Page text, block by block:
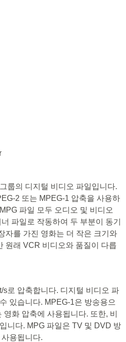
룹의 디지털 비디오 파일입니다.
2 또는 MPEG-1 압축을 사용하
파일 모두 오디오 및 비디오
파일로 작동하여 두 부분이 동기
자를 가진 영화는 더 작은 크기와
원래 VCR 비디오와 품질이 다릅
s로 압축합니다. 디지털 비디오 파
있습니다. MPEG-1은 방송용으
화 압축에 사용됩니다. 또한, 비
니다. MPG 파일은 TV 및 DVD 방
용됩니다.